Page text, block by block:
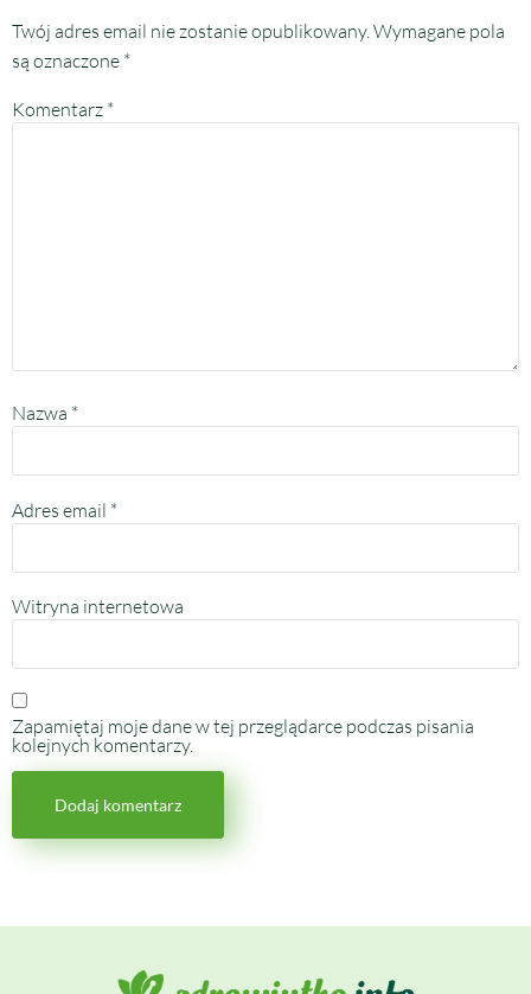
Twój adres email nie zostanie opublikowany. Wymagane pola
są oznaczone *
Komentarz *
Nazwa *
Adres email *
Witryna internetowa
Zapamiętaj moje dane w tej przeglądarce podczas pisania
kolejnych komentarzy.